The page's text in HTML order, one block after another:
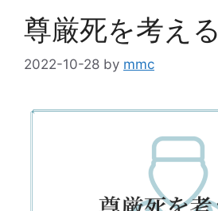
尊厳死を考える
2022-10-28 by mmc